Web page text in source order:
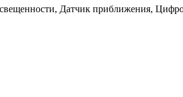
Датчик приближения,